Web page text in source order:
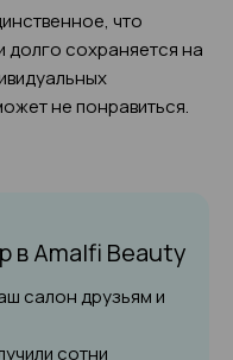
что
долго сохраняется на
не понравиться.
в Amalfi Beauty
салон друзьям и
сотни